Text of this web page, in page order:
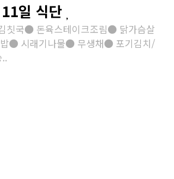
일 식단
국● 돈육스테이크조림● 닭가슴살
● 시래기나물● 무생채● 포기김치/